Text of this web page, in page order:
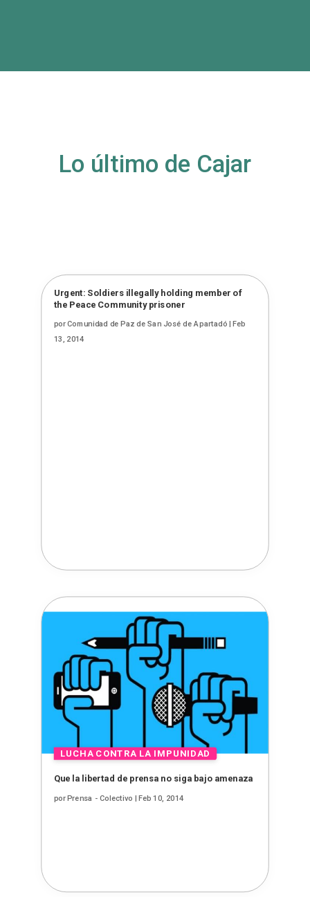
Lo último de Cajar
Urgent: Soldiers illegally holding member of
the Peace Community prisoner
porComunidad de Paz de San José de Apartadó|Feb
13, 2014
Que la libertad de prensa no siga bajo amenaza
porPrensa - Colectivo | Feb 10, 2014